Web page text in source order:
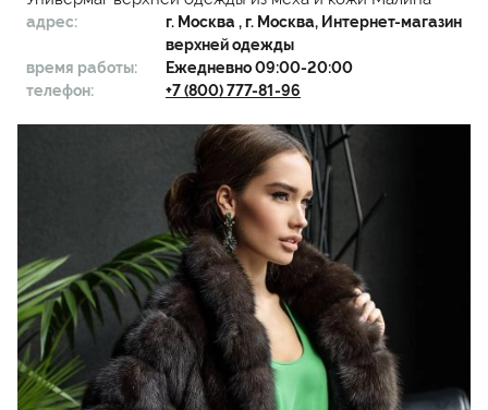
адрес: г. Москва , г. Москва, Интернет-магазин
верхней одежды
время работы:
Ежедневно 09:00-20:00
телефон:
+7 (800) 777-81-96